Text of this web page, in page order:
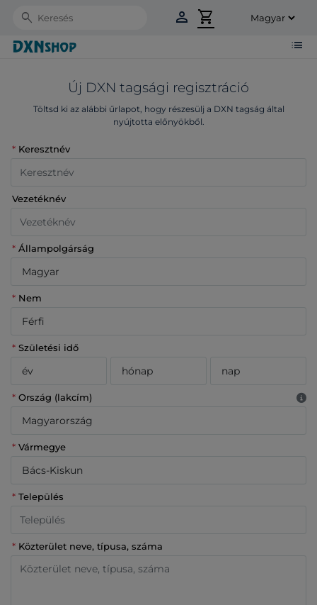
Search person shopping_cart
list
Új DXN tagsági regisztráció
Töltsd ki az alábbi űrlapot, hogy részesülj a DXN tagság által
nyújtotta előnyökből.
* Keresztnév
Vezetéknév
* Állampolgárság
* Nem
* Születési idő
* Ország (lakcím)
* Vármegye
* Település
* Közterület neve, típusa, száma